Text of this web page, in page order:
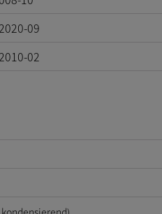
09
02